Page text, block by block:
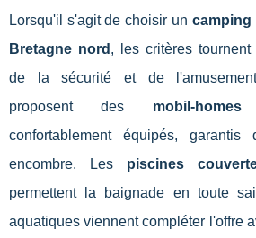
Lorsqu'il s'agit de choisir un camping
Bretagne nord , les critères
de la sécurité et de
proposent des mobil-homes
confortablement équipés,
encombre. Les piscines
permettent la baignade en toute
aquatiques viennent compléter l'offre